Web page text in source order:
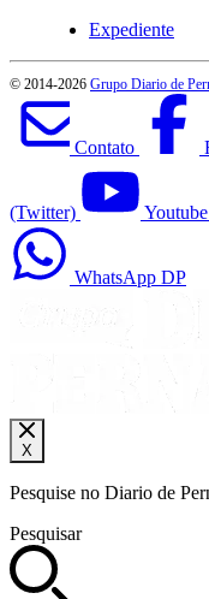
Expediente
© 2014-2026 Grupo Diario de
Contato
(Twitter) Youtube
WhatsApp DP
X
Pesquise no Diario de
Pesquisar